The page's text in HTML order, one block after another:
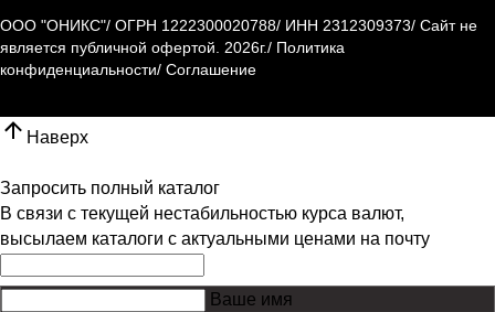
ООО "ОНИКС"/ ОГРН 1222300020788/ ИНН 2312309373/ Сайт не
является публичной офертой. 2026г./ Политика
конфиденциальности/ Соглашение
Наверх
Запросить полный каталог
В связи с текущей нестабильностью курса валют,
высылаем каталоги с актуальными ценами на почту
Ваше имя